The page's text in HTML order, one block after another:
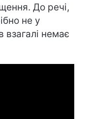
До речі,
не у
взагалі немає